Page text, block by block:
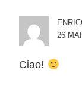
26
Ciao!